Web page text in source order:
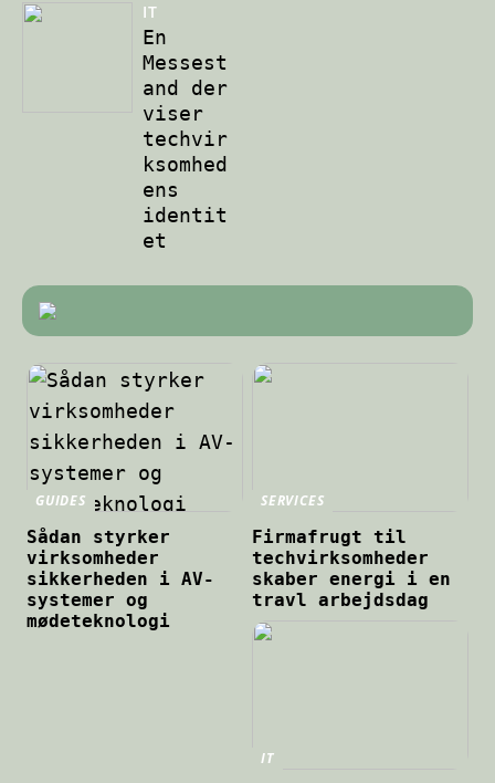
IT
En
Messest
and der
viser
techvir
ksomhed
ens
identit
et
GUIDES
Sådan styrker
virksomheder
sikkerheden i AV-
systemer og
mødeteknologi
SERVICES
Firmafrugt til
techvirksomheder
skaber energi i en
travl arbejdsdag
IT